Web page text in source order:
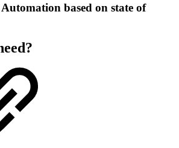
based on state of